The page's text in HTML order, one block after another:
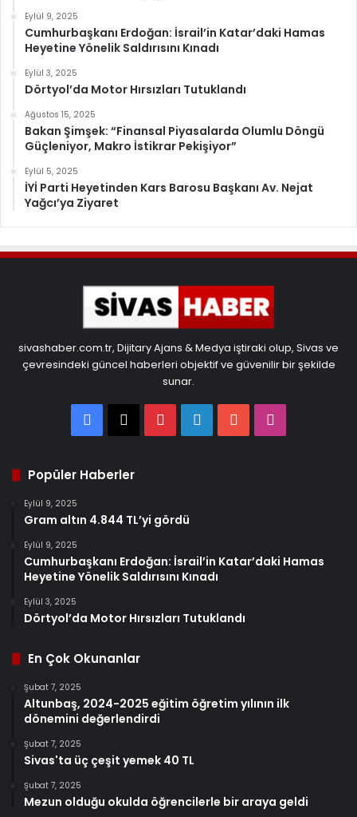
Eylül 9, 2025
Cumhurbaşkanı Erdoğan: İsrail’in Katar’daki Hamas
Heyetine Yönelik Saldırısını Kınadı
Eylül 3, 2025
Dörtyol’da Motor Hırsızları Tutuklandı
Ağustos 15, 2025
Bakan Şimşek: “Finansal Piyasalarda Olumlu Döngü
Güçleniyor, Makro İstikrar Pekişiyor”
Eylül 5, 2025
İYİ Parti Heyetinden Kars Barosu Başkanı Av. Nejat
Yağcı’ya Ziyaret
sivashaber.com.tr, Dijitary Ajans & Medya iştiraki olup, Sivas ve
çevresindeki güncel haberleri objektif ve güvenilir bir şekilde
sunar.
Facebook
X PinterestLinkedInYouTube
Popüler Haberler
Eylül 9, 2025
Gram altın 4.844 TL’yi gördü
Eylül 9, 2025
Cumhurbaşkanı Erdoğan: İsrail’in Katar’daki Hamas
Heyetine Yönelik Saldırısını Kınadı
Eylül 3, 2025
Dörtyol’da Motor Hırsızları Tutuklandı
En Çok Okunanlar
Şubat 7, 2025
Altunbaş, 2024-2025 eğitim öğretim yılının ilk
dönemini değerlendirdi
Şubat 7, 2025
Sivas'ta üç çeşit yemek 40 TL
Şubat 7, 2025
Mezun olduğu okulda öğrencilerle bir araya geldi